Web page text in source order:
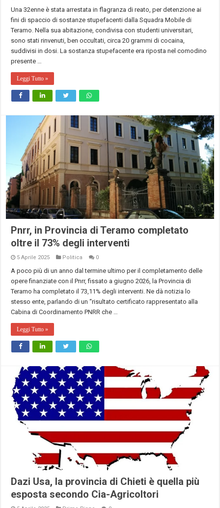
Una 32enne è stata arrestata in flagranza di reato, per detenzione ai
fini di spaccio di sostanze stupefacenti dalla Squadra Mobile di
Teramo. Nella sua abitazione, condivisa con studenti universitari,
sono stati rinvenuti, ben occultati, circa 20 grammi di cocaina,
suddivisi in dosi. La sostanza stupefacente era riposta nel comodino
presente …
Leggi Tutto »
Pnrr, in Provincia di Teramo completato
oltre il 73% degli interventi
5 Aprile 2025 Politica 0
A poco più di un anno dal termine ultimo per il completamento delle
opere finanziate con il Pnrr, fissato a giugno 2026, la Provincia di
Teramo ha completato il 73,11% degli interventi. Ne dà notizia lo
stesso ente, parlando di un “risultato certificato rappresentato alla
Cabina di Coordinamento PNRR che …
Leggi Tutto »
Dazi Usa, la provincia di Chieti è quella più
esposta secondo Cia-Agricoltori